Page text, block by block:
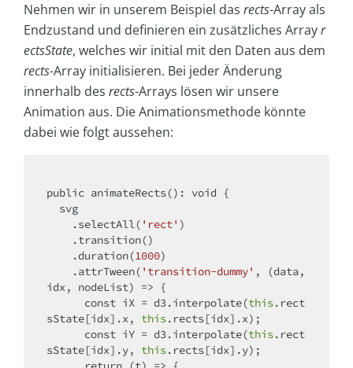
Nehmen wir in unserem Beispiel das rects-Array als
Endzustand und definieren ein zusätzliches Arrayr
ectsState, welches wir initial mit den Daten aus dem
rects-Array initialisieren. Bei jeder Änderung
innerhalb des rects-Arrays lösen wir unsere
Animation aus. Die Animationsmethode könnte
dabei wie folgt aussehen:
public animateRects(): void {
    .selectAll(
'rect' )
    .duration(
1000)
    .attrTween(
'transition-dummy' , (data,
idx, nodeList) => {
const iX = d3.interpolate(this.rect
sState[idx].x, this.rects[idx].x);
const iY = d3.interpolate(this.rect
sState[idx].y, this.rects[idx].y);